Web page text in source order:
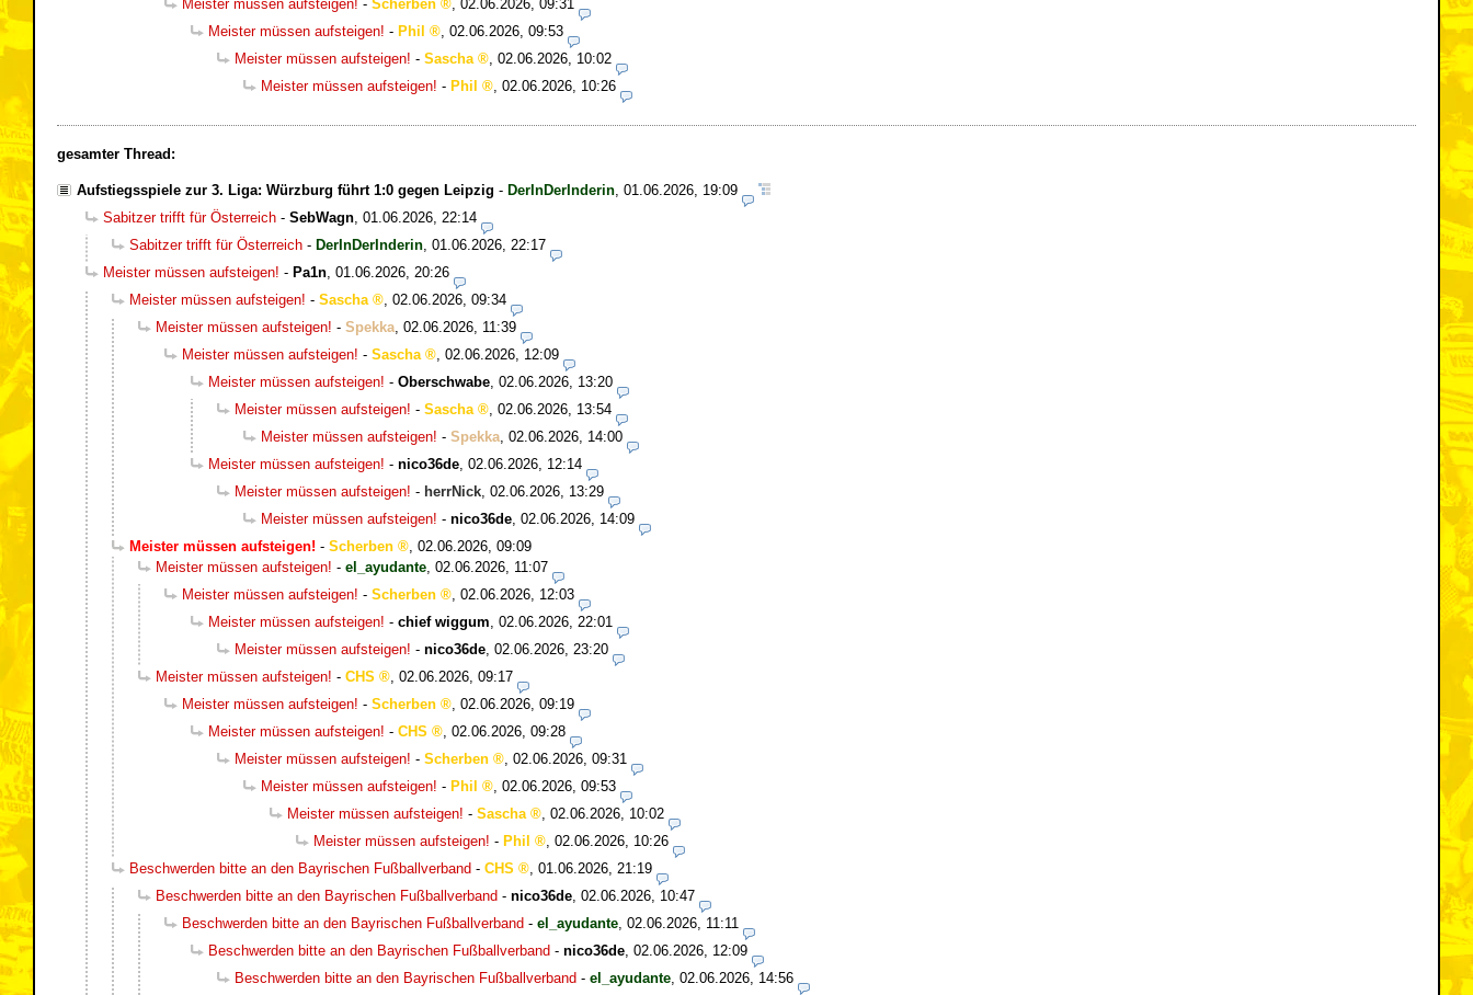
Meister müssen aufsteigen! - Scherben , 02.06.2026, 09:31
Meister müssen aufsteigen! - Phil , 02.06.2026, 09:53
Meister müssen aufsteigen! - Sascha , 02.06.2026, 10:02
Meister müssen aufsteigen! - Phil , 02.06.2026, 10:26
gesamter Thread:
Aufstiegsspiele zur 3. Liga: Würzburg führt 1:0 gegen Leipzig - DerInDerInderin 01.06.2026, 19:09
Sabitzer trifft für Österreich - SebWagn 01.06.2026, 22:14
Sabitzer trifft für Österreich - DerInDerInderin 01.06.2026, 22:17
Meister müssen aufsteigen! - Pa1n 01.06.2026, 20:26
Meister müssen aufsteigen! - Sascha
02.06.2026, 09:34
Meister müssen aufsteigen! - Spekka 02.06.2026, 11:39
Meister müssen aufsteigen! - Sascha
02.06.2026, 12:09
Meister müssen aufsteigen! - Oberschwabe 02.06.2026, 13:20
Meister müssen aufsteigen! - Sascha
02.06.2026, 13:54
Meister müssen aufsteigen! - Spekka 02.06.2026, 14:00
Meister müssen aufsteigen! - nico36de 02.06.2026, 12:14
Meister müssen aufsteigen! - herrNick 02.06.2026, 13:29
Meister müssen aufsteigen! - nico36de 02.06.2026, 14:09
Meister müssen aufsteigen! - Scherben
02.06.2026, 09:09
Meister müssen aufsteigen! - el_ayudante 02.06.2026, 11:07
Meister müssen aufsteigen! - Scherben
02.06.2026, 12:03
Meister müssen aufsteigen! - chief wiggum 02.06.2026, 22:01
Meister müssen aufsteigen! - nico36de 02.06.2026, 23:20
Meister müssen aufsteigen! - CHS
02.06.2026, 09:17
Meister müssen aufsteigen! - Scherben
02.06.2026, 09:19
Meister müssen aufsteigen! - CHS
02.06.2026, 09:28
Meister müssen aufsteigen! - Scherben
02.06.2026, 09:31
Meister müssen aufsteigen! - Phil
02.06.2026, 09:53
Meister müssen aufsteigen! - Sascha
02.06.2026, 10:02
Meister müssen aufsteigen! - Phil
02.06.2026, 10:26
Beschwerden bitte an den Bayrischen Fußballverband - CHS
01.06.2026, 21:19
Beschwerden bitte an den Bayrischen Fußballverband - nico36de 02.06.2026, 10:47
Beschwerden bitte an den Bayrischen Fußballverband - el_ayudante 02.06.2026, 11:11
Beschwerden bitte an den Bayrischen Fußballverband - nico36de 02.06.2026, 12:09
Beschwerden bitte an den Bayrischen Fußballverband - el_ayudante 02.06.2026, 14:56